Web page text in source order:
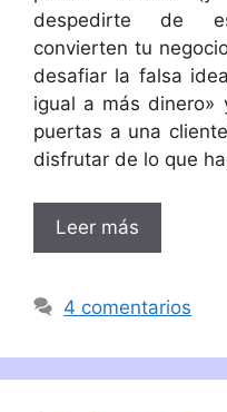
despedirte de
convierten tu
desafiar la falsa
igual a más dinero»
puertas a una
disfrutar de lo que
Leer más
4 comentarios